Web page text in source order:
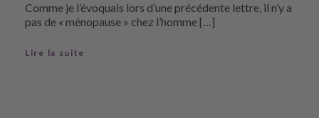
Comme je l’évoquais lors d’une précédente lettre, il n’y a
pas de « ménopause » chez l’homme […]
Lire la suite